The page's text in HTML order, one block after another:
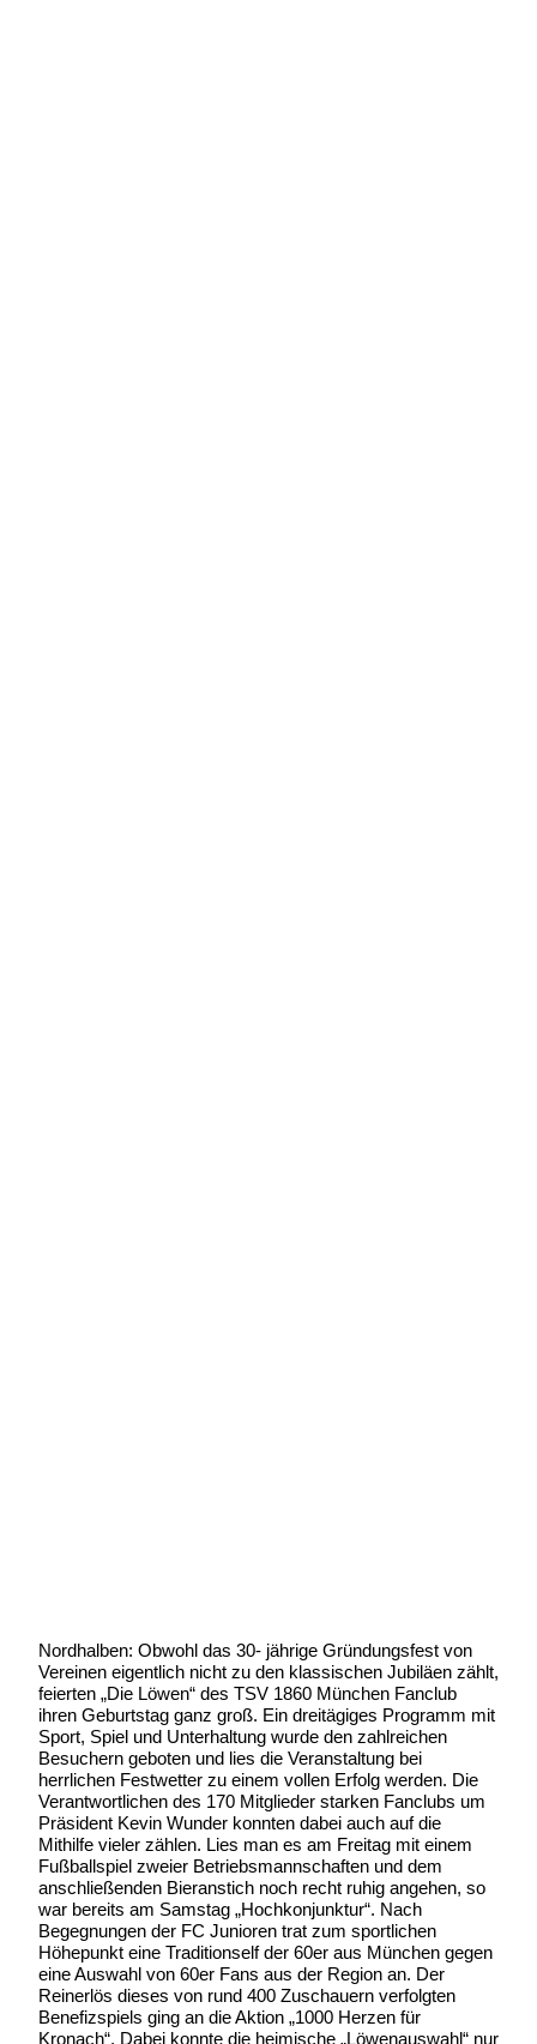
Nordhalben: Obwohl das 30- jährige Gründungsfest von
Vereinen eigentlich nicht zu den klassischen Jubiläen zählt,
feierten „Die Löwen“ des TSV 1860 München Fanclub
ihren Geburtstag ganz groß. Ein dreitägiges Programm mit
Sport, Spiel und Unterhaltung wurde den zahlreichen
Besuchern geboten und lies die Veranstaltung bei
herrlichen Festwetter zu einem vollen Erfolg werden. Die
Verantwortlichen des 170 Mitglieder starken Fanclubs um
Präsident Kevin Wunder konnten dabei auch auf die
Mithilfe vieler zählen. Lies man es am Freitag mit einem
Fußballspiel zweier Betriebsmannschaften und dem
anschließenden Bieranstich noch recht ruhig angehen, so
war bereits am Samstag „Hochkonjunktur“. Nach
Begegnungen der FC Junioren trat zum sportlichen
Höhepunkt eine Traditionself der 60er aus München gegen
eine Auswahl von 60er Fans aus der Region an. Der
Reinerlös dieses von rund 400 Zuschauern verfolgten
Benefizspiels ging an die Aktion „1000 Herzen für
Kronach“. Dabei konnte die heimische „Löwenauswahl“ nur